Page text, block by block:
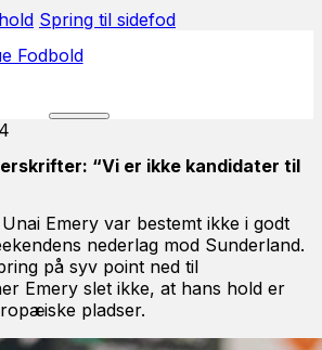
Spring til sidefod
“Vi er ikke kandidater til
Emery var bestemt ikke i godt
nederlag mod Sunderland.
på syv point ned til
Emery slet ikke, at hans hold er
pladser.